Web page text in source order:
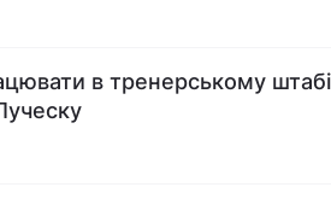
в тренерському штабі